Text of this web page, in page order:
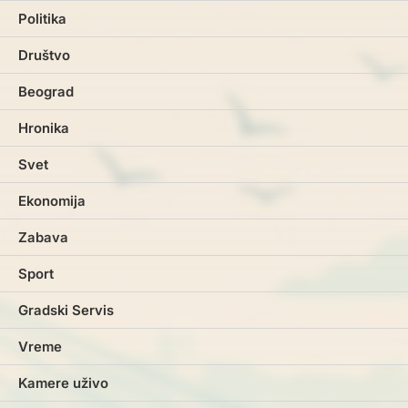
Politika
Društvo
Beograd
Hronika
Svet
Ekonomija
Zabava
Sport
Gradski Servis
Vreme
Kamere uživo